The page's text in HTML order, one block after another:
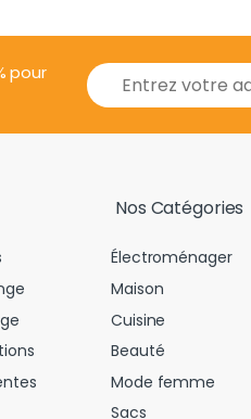
pour
E
m
i
Nos Catégories
Électroménager
Maison
Cuisine
Beauté
Mode femme
Sacs